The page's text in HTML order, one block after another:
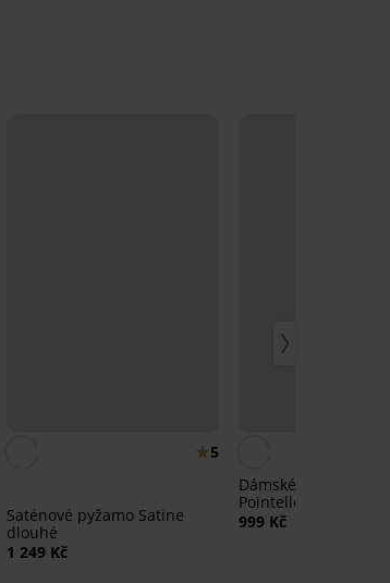
5
Saténové pyžamo Satine
dlouhé
1 249 Kč
Dámské bavlněné
Pointelle s dlouhými
nohavicemi
999 Kč